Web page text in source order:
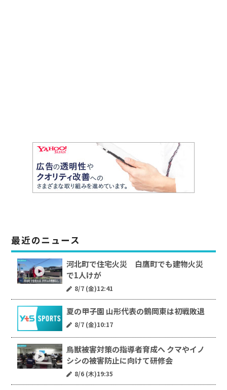
最近のニュース
河北町で住宅火災 白鷹町でも建物火災
で1人けが
8/7 (金)12:41
夏の甲子園 山形代表の鶴岡東は初戦敗退
8/7 (金)10:17
鳥獣被害対策の指導者育成へ クマやイノ
シシの被害防止に向けて研修会
8/6 (木)19:35